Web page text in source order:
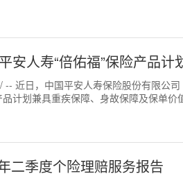
安人寿“倍佑福”保险产品计
近日，中国平安人寿保险股份有限公
计划兼具重疾保障、身故保障及保单价
二季度个险理赔服务报告